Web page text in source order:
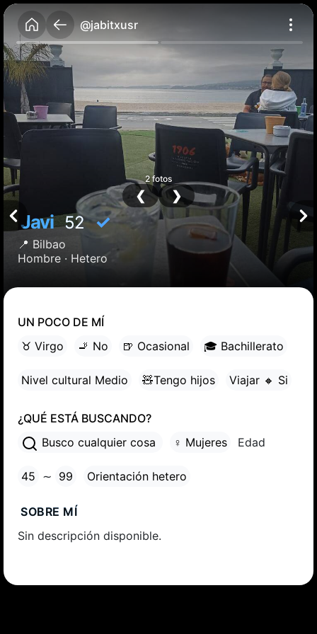
@jabitxusr
Javi52✓
📍 Bilbao
Hombre · Hetero
2 fotos
❮ ❯
UN POCO DE MÍ
♉ Virgo
🚬 No 🍺 Ocasional 🎓 Bachillerato
Nivel cultural Medio 🧸Tengo hijos Viajar 🔸 Si
¿QUÉ ESTÁ BUSCANDO?
Busco cualquier cosa
♀ Mujeres Edad
45 ∼ 99 Orientación hetero
SOBRE MÍ
Sin descripción disponible.